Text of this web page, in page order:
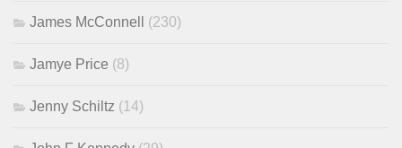
James McConnell (230)
Jamye Price (8)
Jenny Schiltz (14)